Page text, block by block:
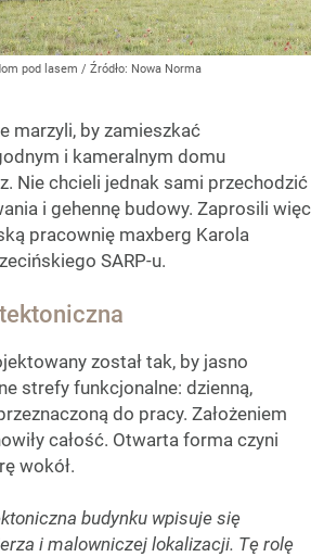
pod lasem / Źródło: Nowa Norma
marzyli, by zamieszkać
i kameralnym domu
Nie chcieli jednak sami przechodzić
i gehennę budowy. Zaprosili więc
pracownię maxberg Karola
SARP-u.
został tak, by jasno
strefy funkcjonalne: dzienną,
do pracy. Założeniem
całość. Otwarta forma czyni
wokół.
budynku wpisuje się
i malowniczej lokalizacji. Tę rolę